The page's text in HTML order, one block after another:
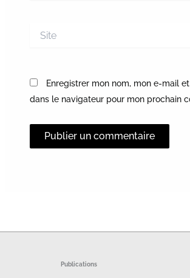
Enregistrer mon nom, mon e-mail
dans le navigateur pour mon prochain
Publications